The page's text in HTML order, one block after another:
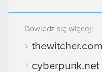
Dowiedz się więcej:
thewitcher.com
cyberpunk.net